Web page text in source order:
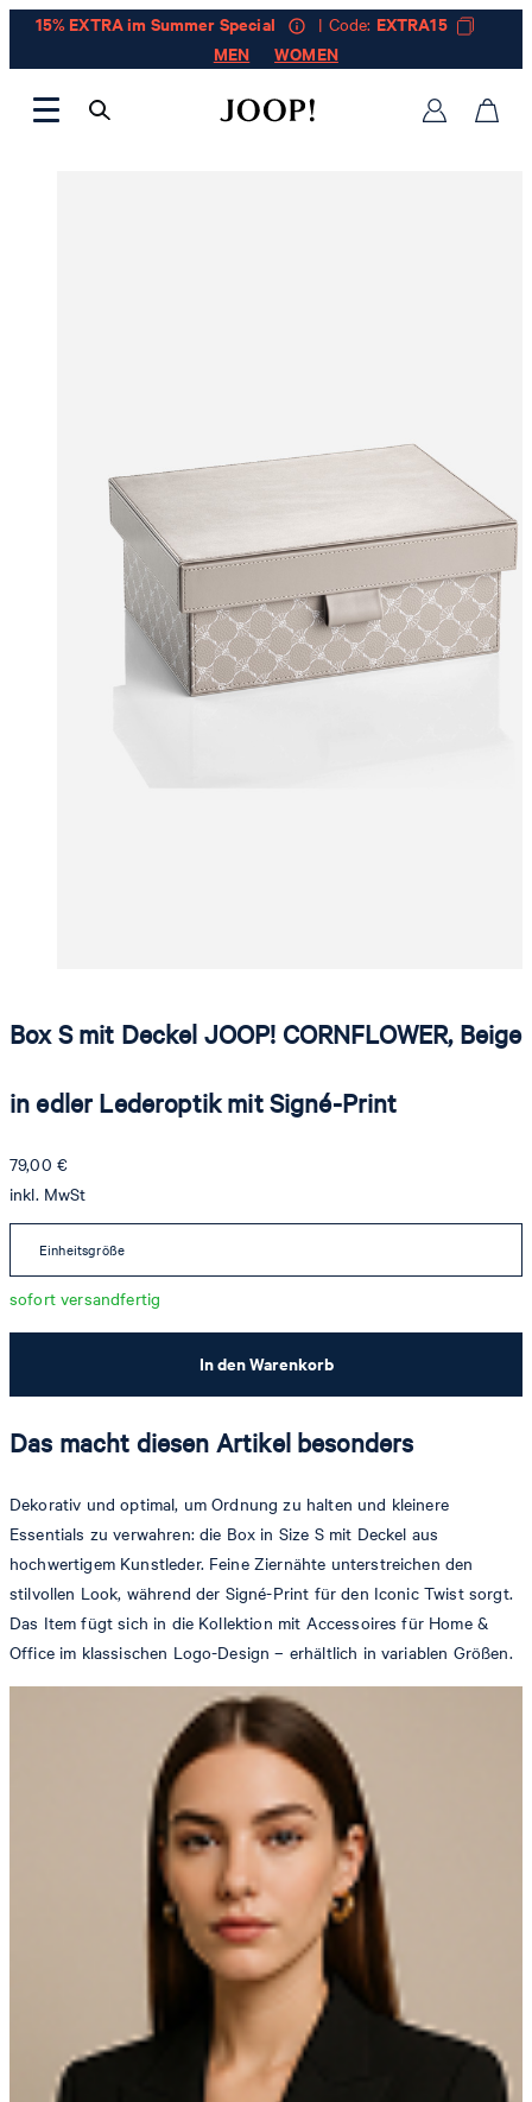
15% EXTRA im Summer Special | Code: EXTRA15
MEN
WOMEN
Box S mit Deckel JOOP! CORNFLOWER, Beige
in edler Lederoptik mit Signé-Print
79,00 €
inkl. MwSt
Einheitsgröße
sofort versandfertig
In den Warenkorb
Das macht diesen Artikel besonders
Dekorativ und optimal, um Ordnung zu halten und kleinere
Essentials zu verwahren: die Box in Size S mit Deckel aus
hochwertigem Kunstleder. Feine Ziernähte unterstreichen den
stilvollen Look, während der Signé-Print für den Iconic Twist sorgt.
Das Item fügt sich in die Kollektion mit Accessoires für Home &
Office im klassischen Logo-Design – erhältlich in variablen Größen.